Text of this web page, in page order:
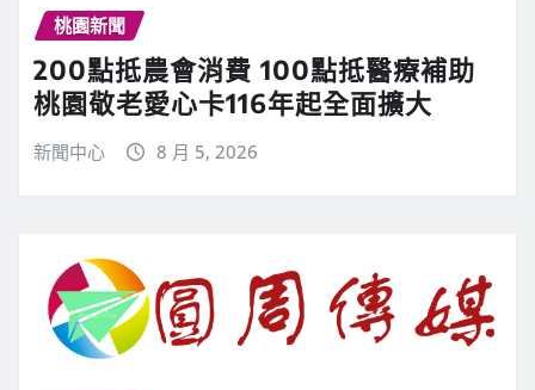
桃園新聞
200點抵農會消費 100點抵醫療補助
桃園敬老愛心卡116年起全面擴大
新聞中心 8 月 5, 2026